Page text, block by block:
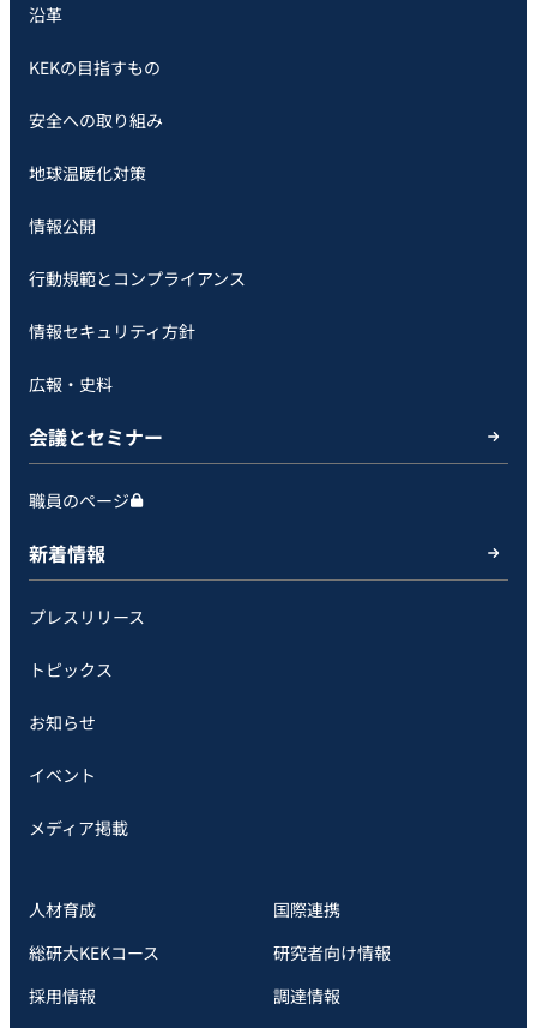
沿革
KEKの目指すもの
安全への取り組み
地球温暖化対策
情報公開
行動規範とコンプライアンス
情報セキュリティ方針
広報・史料
会議とセミナー
職員のページ
新着情報
プレスリリース
トピックス
お知らせ
イベント
メディア掲載
人材育成
国際連携
総研大KEKコース
研究者向け情報
採用情報
調達情報